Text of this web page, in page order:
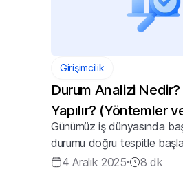
Girişimcilik
Durum Analizi Nedir?
Yapılır? (Yöntemler
Günümüz iş dünyasında
durumu doğru tespitle
yeni bir stratejik planlama
4 Aralık 2025 8 dk